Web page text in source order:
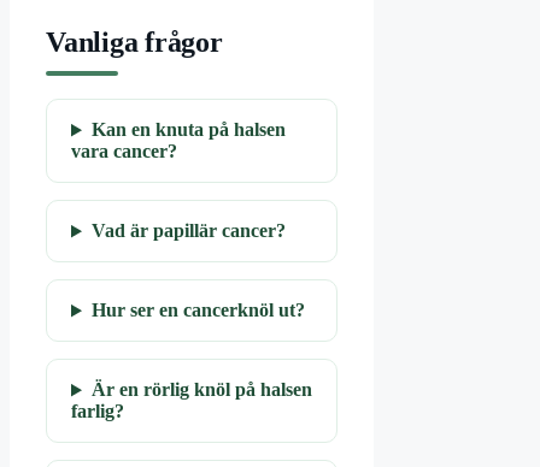
Vanliga frågor
Kan en knuta på halsen
vara cancer?
Vad är papillär cancer?
Hur ser en cancerknöl ut?
Är en rörlig knöl på halsen
farlig?